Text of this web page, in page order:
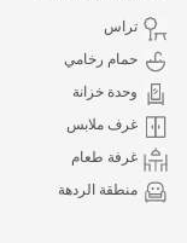
تراس
حمام رخامي
وحدة خزانة
غرف ملابس
غرفة طعام
منطقة الردهة